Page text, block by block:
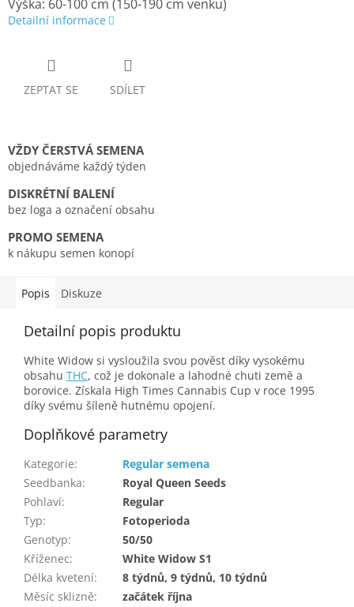
Výška: 60-100 cm (150-190 cm venku)
Detailní informace
ZEPTAT SE SDÍLET
VŽDY ČERSTVÁ SEMENA
objednáváme každý týden
DISKRÉTNÍ BALENÍ
bez loga a označení obsahu
PROMO SEMENA
k nákupu semen konopí
Popis Diskuze
Detailní popis produktu
White Widow si vysloužila svou pověst díky vysokému
obsahu THC, což je dokonale a lahodné chuti země a
borovice. Získala High Times Cannabis Cup v roce 1995
díky svému šíleně hutnému opojení.
Doplňkové parametry
Kategorie:
Regular semena
Seedbanka:
Royal Queen Seeds
Pohlaví:
Regular
Typ:
Fotoperioda
Genotyp:
50/50
Kříženec:
White Widow S1
Délka kvetení:
8 týdnů, 9 týdnů, 10 týdnů
Měsíc sklizně:
začátek října